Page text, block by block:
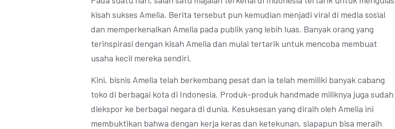
kisah sukses Amelia. Berita tersebut pun kemudian menjadi viral di media sosial
dan memperkenalkan Amelia pada publik yang lebih luas. Banyak orang yang
terinspirasi dengan kisah Amelia dan mulai tertarik untuk mencoba membuat
usaha kecil mereka sendiri.
Kini, bisnis Amelia telah berkembang pesat dan ia telah memiliki banyak cabang
toko di berbagai kota di Indonesia. Produk-produk handmade miliknya juga sudah
diekspor ke berbagai negara di dunia. Kesuksesan yang diraih oleh Amelia ini
membuktikan bahwa dengan kerja keras dan ketekunan, siapapun bisa meraih